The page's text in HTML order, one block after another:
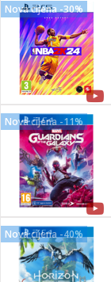
Nova cijena -30%
Nova cijena -11%
Nova cijena -40%